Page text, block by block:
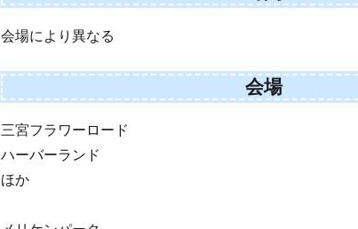
会場により異なる
会場
三宮フラワーロード
ハーバーランド
ほか